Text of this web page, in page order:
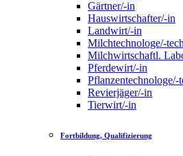
Gärtner/-in
Hauswirtschafter/-in
Landwirt/-in
Milchtechnologe/-
Milchwirtschaftl.
Pferdewirt/-in
Pflanzentechnologe/-
Revierjäger/-in
Tierwirt/-in
Fortbildung, Qualifizierung